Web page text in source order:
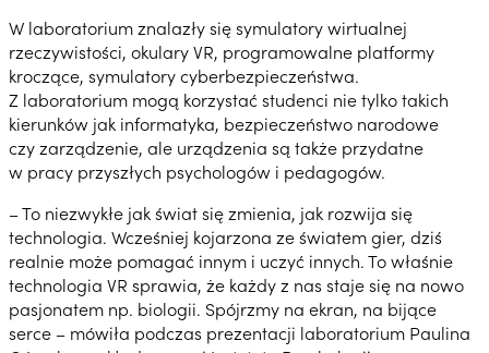
W laboratorium znalazły się symulatory wirtualnej
rzeczywistości, okulary VR, programowalne platformy
kroczące, symulatory cyberbezpieczeństwa.
Z laboratorium mogą korzystać studenci nie tylko takich
kierunków jak informatyka, bezpieczeństwo narodowe
czy zarządzenie, ale urządzenia są także przydatne
w pracy przyszłych psychologów i pedagogów.
– To niezwykłe jak świat się zmienia, jak rozwija się
technologia. Wcześniej kojarzona ze światem gier, dziś
realnie może pomagać innym i uczyć innych. To właśnie
technologia VR sprawia, że każdy z nas staje się na nowo
pasjonatem np. biologii. Spójrzmy na ekran, na bijące
serce – mówiła podczas prezentacji laboratorium Paulina